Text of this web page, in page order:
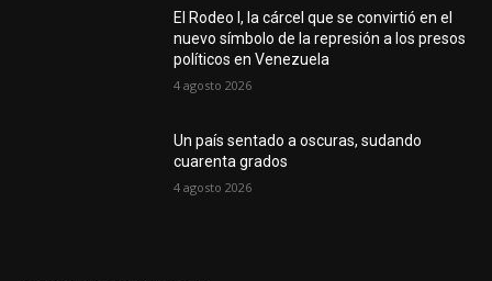
El Rodeo I, la cárcel que se convirtió en el
nuevo símbolo de la represión a los presos
políticos en Venezuela
4 agosto 2026
Un país sentado a oscuras, sudando
cuarenta grados
4 agosto 2026